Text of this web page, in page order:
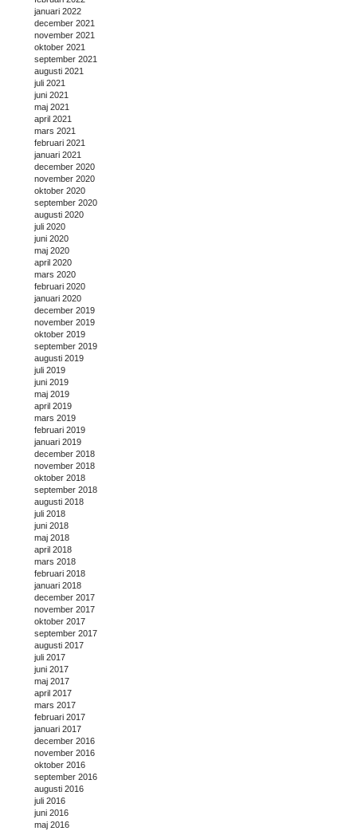
januari 2022
december 2021
november 2021
oktober 2021
september 2021
augusti 2021
juli 2021
juni 2021
maj 2021
april 2021
mars 2021
februari 2021
januari 2021
december 2020
november 2020
oktober 2020
september 2020
augusti 2020
juli 2020
juni 2020
maj 2020
april 2020
mars 2020
februari 2020
januari 2020
december 2019
november 2019
oktober 2019
september 2019
augusti 2019
juli 2019
juni 2019
maj 2019
april 2019
mars 2019
februari 2019
januari 2019
december 2018
november 2018
oktober 2018
september 2018
augusti 2018
juli 2018
juni 2018
maj 2018
april 2018
mars 2018
februari 2018
januari 2018
december 2017
november 2017
oktober 2017
september 2017
augusti 2017
juli 2017
juni 2017
maj 2017
april 2017
mars 2017
februari 2017
januari 2017
december 2016
november 2016
oktober 2016
september 2016
augusti 2016
juli 2016
juni 2016
maj 2016